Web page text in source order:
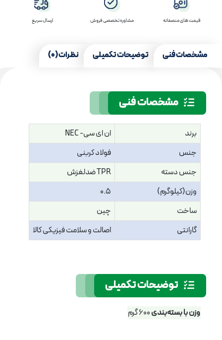
قیمت های منصفانه مشاوره تخصصی فروش ارسال سریع
مشخصات فنی توضیحات تکمیلی نظرات (0)
مشخصات فنی
برند
ان ای سی- NEC
جنس
فولاد کربنی
جنس دسته
TPR ضدلغزش
وزن(کیلوگرم)
0.5
ساخت
چین
گارانتی
اصالت و سلامت فیزیکی کالا
توضیحات تکمیلی
وزن با بسته‌بندی600 گرم